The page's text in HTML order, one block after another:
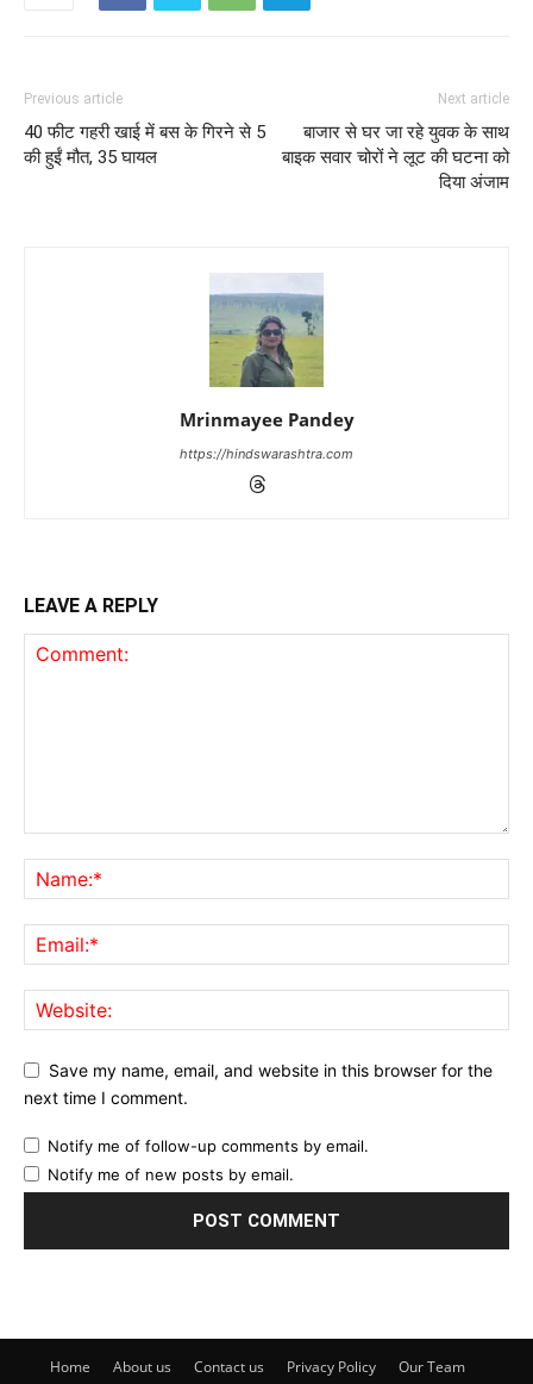
Previous article
40 फीट गहरी खाई में बस के गिरने से 5
की हुईं मौत, 35 घायल
Next article
बाजार से घर जा रहे युवक के साथ
बाइक सवार चोरों ने लूट की घटना को
दिया अंजाम
Mrinmayee Pandey
https://hindswarashtra.com
LEAVE A REPLY
Save my name, email, and website in this browser for the
next time I comment.
Notify me of follow-up comments by email.
Notify me of new posts by email.
Home About us Contact us Privacy Policy
Our Team